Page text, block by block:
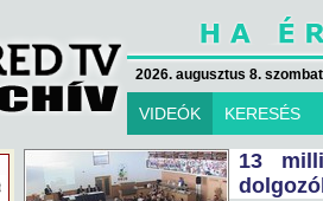
2026. augusztus 8.
VIDEÓK KERESÉS
13